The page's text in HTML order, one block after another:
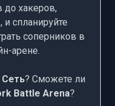
до хакеров,
спланируйте
соперников в
арене.
Сеть? Сможете ли
Battle Arena?